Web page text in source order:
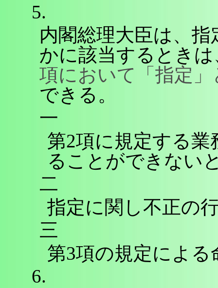
5.
内閣総理大臣は、
かに該当するとき
項において「指定
できる。
一
第2項に規定する
ることができない
二
指定に関し不正の
三
第3項の規定によ
6.